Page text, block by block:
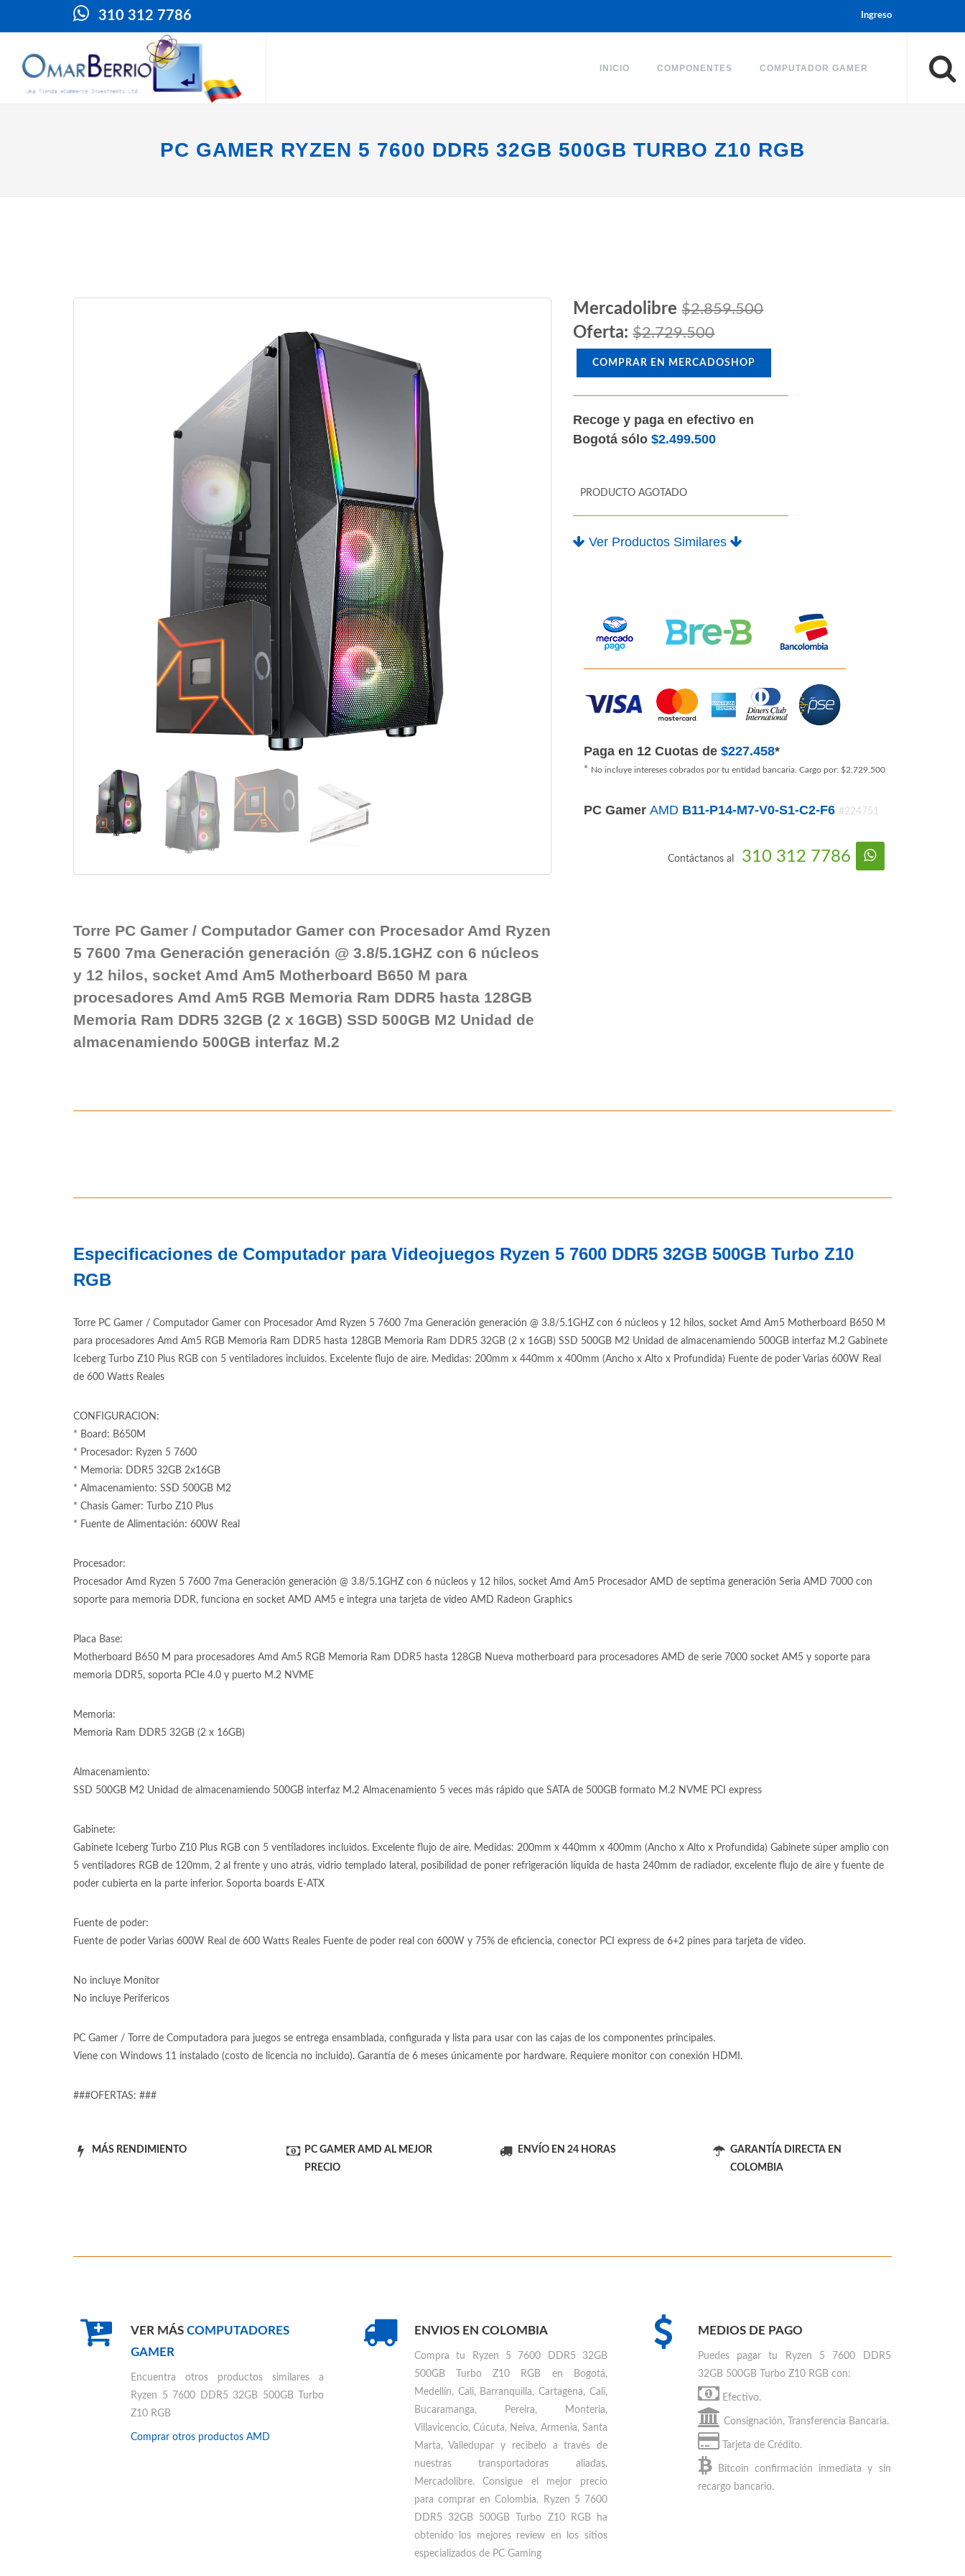
310 312 7786 Ingreso
INICIO COMPONENTES COMPUTADOR GAMER
PC GAMER RYZEN 5 7600 DDR5 32GB 500GB TURBO Z10 RGB
Torre PC Gamer / Computador Gamer con Procesador Amd Ryzen
5 7600 7ma Generación generación @ 3.8/5.1GHZ con 6 núcleos
y 12 hilos, socket Amd Am5 Motherboard B650 M para
procesadores Amd Am5 RGB Memoria Ram DDR5 hasta 128GB
Memoria Ram DDR5 32GB (2 x 16GB) SSD 500GB M2 Unidad de
almacenamiendo 500GB interfaz M.2
Mercadolibre$2.859.500
Oferta:$2.729.500
COMPRAR EN MERCADOSHOP
Recoge y paga en efectivo en
Bogotá sólo$2.499.500
PRODUCTO AGOTADO
Ver Productos Similares
Paga en 12 Cuotas de$227.458*
* No incluye intereses cobrados por tu entidad bancaria. Cargo por: $2.729.500
PC GamerAMD B11-P14-M7-V0-S1-C2-F6 #224751
Contáctanos al 310 312 7786
Especificaciones de Computador para Videojuegos Ryzen 5 7600 DDR5 32GB 500GB Turbo Z10
RGB
Torre PC Gamer / Computador Gamer con Procesador Amd Ryzen 5 7600 7ma Generación generación @ 3.8/5.1GHZ con 6 núcleos y 12 hilos, socket Amd Am5 Motherboard B650 M
para procesadores Amd Am5 RGB Memoria Ram DDR5 hasta 128GB Memoria Ram DDR5 32GB (2 x 16GB) SSD 500GB M2 Unidad de almacenamiendo 500GB interfaz M.2 Gabinete
Iceberg Turbo Z10 Plus RGB con 5 ventiladores incluidos. Excelente flujo de aire. Medidas: 200mm x 440mm x 400mm (Ancho x Alto x Profundida) Fuente de poder Varias 600W Real
de 600 Watts Reales
CONFIGURACION:
* Board: B650M
* Procesador: Ryzen 5 7600
* Memoria: DDR5 32GB 2x16GB
* Almacenamiento: SSD 500GB M2
* Chasis Gamer: Turbo Z10 Plus
* Fuente de Alimentación: 600W Real
Procesador:
Procesador Amd Ryzen 5 7600 7ma Generación generación @ 3.8/5.1GHZ con 6 núcleos y 12 hilos, socket Amd Am5 Procesador AMD de septima generación Seria AMD 7000 con
soporte para memoria DDR, funciona en socket AMD AM5 e integra una tarjeta de video AMD Radeon Graphics
Placa Base:
Motherboard B650 M para procesadores Amd Am5 RGB Memoria Ram DDR5 hasta 128GB Nueva motherboard para procesadores AMD de serie 7000 socket AM5 y soporte para
memoria DDR5, soporta PCIe 4.0 y puerto M.2 NVME
Memoria:
Memoria Ram DDR5 32GB (2 x 16GB)
Almacenamiento:
SSD 500GB M2 Unidad de almacenamiendo 500GB interfaz M.2 Almacenamiento 5 veces más rápido que SATA de 500GB formato M.2 NVME PCI express
Gabinete:
Gabinete Iceberg Turbo Z10 Plus RGB con 5 ventiladores incluidos. Excelente flujo de aire. Medidas: 200mm x 440mm x 400mm (Ancho x Alto x Profundida) Gabinete súper amplio con
5 ventiladores RGB de 120mm, 2 al frente y uno atrás, vidrio templado lateral, posibilidad de poner refrigeración líquida de hasta 240mm de radiador, excelente flujo de aire y fuente de
poder cubierta en la parte inferior. Soporta boards E-ATX
Fuente de poder:
Fuente de poder Varias 600W Real de 600 Watts Reales Fuente de poder real con 600W y 75% de eficiencia, conector PCI express de 6+2 pines para tarjeta de video.
No incluye Monitor
No incluye Perifericos
PC Gamer / Torre de Computadora para juegos se entrega ensamblada, configurada y lista para usar con las cajas de los componentes principales.
Viene con Windows 11 instalado (costo de licencia no incluido). Garantía de 6 meses únicamente por hardware. Requiere monitor con conexión HDMI.
###OFERTAS: ###
MÁS RENDIMIENTO
PC GAMER AMD AL MEJOR
PRECIO
ENVÍO EN 24 HORAS
GARANTÍA DIRECTA EN
COLOMBIA
VER MÁS COMPUTADORES
GAMER
Encuentra otros productos similares a
Ryzen 5 7600 DDR5 32GB 500GB Turbo
Z10 RGB
Comprar otros productos AMD
ENVIOS EN COLOMBIA
Compra tu
Ryzen 5 7600 DDR5 32GB
500GB Turbo Z10 RGB en Bogotá,
Medellín, Cali, Barranquilla, Cartagena, Cali,
Bucaramanga, Pereira, Monteria,
Villavicencio, Cúcuta, Neiva, Armenia, Santa
Marta, Valledupar y recibelo a través de
nuestras transportadoras aliadas.
Mercadolibre. Consigue el mejor precio
para comprar en Colombia.
Ryzen 5 7600
DDR5 32GB 500GB Turbo Z10 RGB ha
obtenido los mejores review en los sitios
especializados de PC Gaming
MEDIOS DE PAGO
Puedes pagar tu Ryzen 5 7600 DDR5
32GB 500GB Turbo Z10 RGB con:
Efectivo.
Consignación, Transferencia Bancaria.
Tarjeta de Crédito.
Bitcoin confirmación inmediata y sin
recargo bancario.